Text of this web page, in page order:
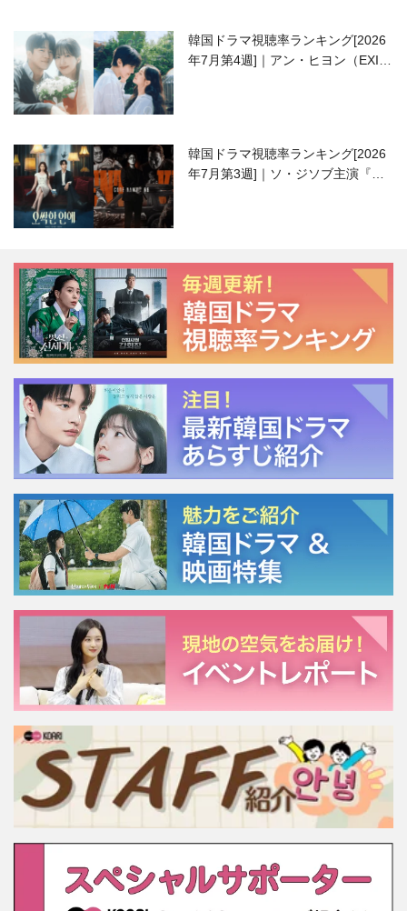
韓国ドラマ視聴率ランキング[2026
年7月第4週]｜アン・ヒヨン（EXID
韓国ドラマ視聴率ランキング[2026
年7月第3週]｜ソ・ジソブ主演『エ